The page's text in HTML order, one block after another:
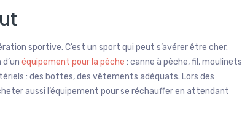
sportive. C’est un sport qui peut s’avérer être cher.
équipement pour la pêche : canne à pêche, fil, moulinets
: des bottes, des vêtements adéquats. Lors des
aussi l’équipement pour se réchauffer en attendant